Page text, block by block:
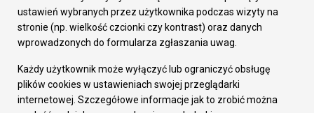
Fundusze europejskie
Środki krajowe
Oferty inwestycyjne
Pozostałe
Deklaracja dostępności
Dane osobowe
ustawień wybranych przez użytkownika podczas wizyty na
stronie (np. wielkość czcionki czy kontrast) oraz danych
wprowadzonych do formularza zgłaszania uwag.
Każdy użytkownik może wyłączyć lub ograniczyć obsługę
plików cookies w ustawieniach swojej przeglądarki
internetowej. Szczegółowe informacje jak to zrobić można